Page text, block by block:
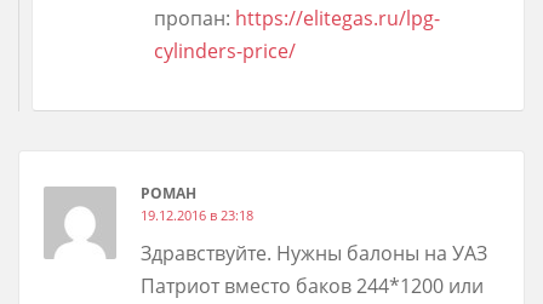
пропан: https://elitegas.ru/lpg-
cylinders-price/
РОМАН
19.12.2016 в 23:18
Здравствуйте. Нужны балоны на УАЗ
Патриот вместо баков 244*1200 или